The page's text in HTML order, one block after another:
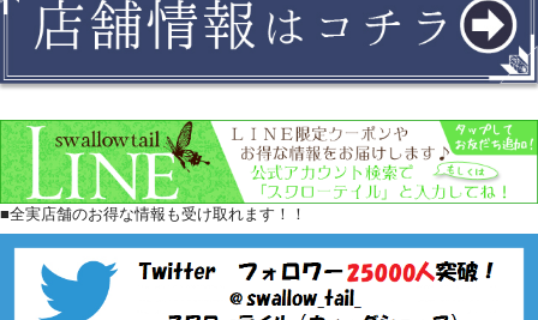
■全実店舗のお得な情報も受け取れます！！